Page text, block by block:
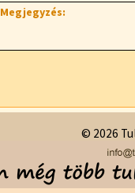
Megjegyzés:
© 2026